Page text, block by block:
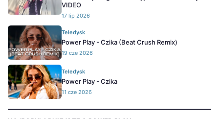
VIDEO
17 lip 2026
Teledysk
Power Play - Czika (Beat Crush Remix)
19 cze 2026
Teledysk
Power Play - Czika
11 cze 2026